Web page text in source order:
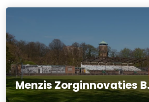
Menzis Zorginnovaties